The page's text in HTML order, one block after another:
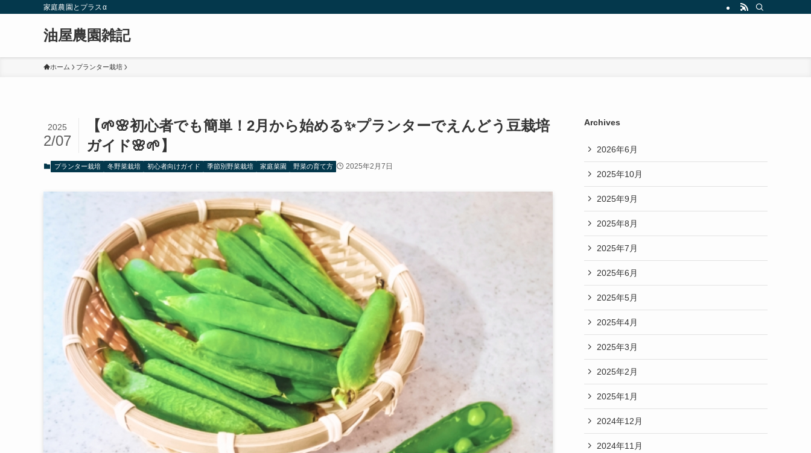
家庭農園とプラスα
油屋農園雑記
ホーム プランター栽培
【🌱🌸初心者でも簡単！2月から始める✨プランターでえんどう豆栽培
ガイド🌸🌱】
2025
2/07
プランター栽培 冬野菜栽培 初心者向けガイド 季節別野菜栽培 家庭菜園 野菜の育て方 2025年2月7日
Archives
2026年6月
2025年10月
2025年9月
2025年8月
2025年7月
2025年6月
2025年5月
2025年4月
2025年3月
2025年2月
2025年1月
2024年12月
2024年11月